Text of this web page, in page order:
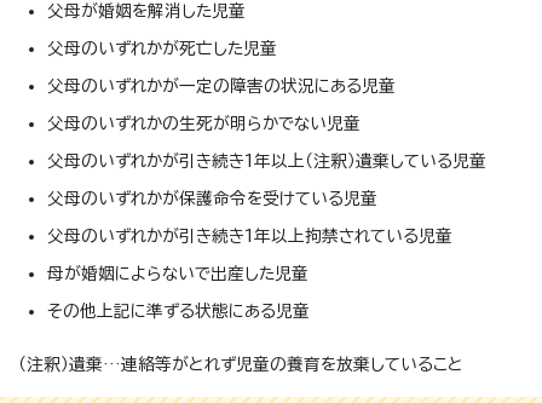
父母が婚姻を解消した児童
父母のいずれかが死亡した児童
父母のいずれかが一定の障害の状況にある児童
父母のいずれかの生死が明らかでない児童
父母のいずれかが引き続き1年以上（注釈）遺棄している児童
父母のいずれかが保護命令を受けている児童
父母のいずれかが引き続き1年以上拘禁されている児童
母が婚姻によらないで出産した児童
その他上記に準ずる状態にある児童
（注釈）遺棄…連絡等がとれず児童の養育を放棄していること